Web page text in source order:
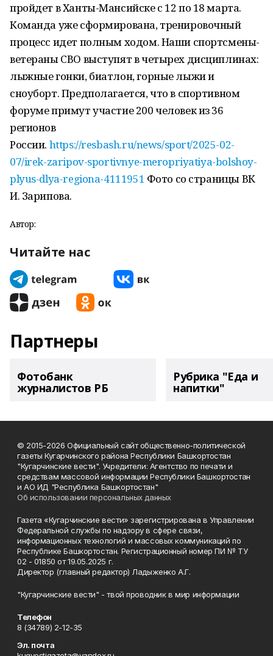
пройдет в Ханты-Мансийске с 12 по 18 марта.
Команда уже сформирована, тренировочный
процесс идет полным ходом. Наши спортсмены-
ветераны СВО выступят в четырех дисциплинах:
лыжные гонки, биатлон, горные лыжи и
сноуборт. Предполагается, что в спортивном
форуме примут участие 200 человек из 36
регионов
России. https://resbash.ru/news/sport/2025-02-
07/irek-zaripov-sportivnye-meropriyatiya-bolshoy-
plyus-dlya-regiona-4111951 Фото со страницы ВК
И. Зарипова.
Автор:
Читайте нас
Партнеры
Фотобанк
журналистов РБ
Рубрика "Еда и
напитки"
© 2015-2026 Официальный сайт общественно-политической
газеты Кугарчинского района Республики Башкортостан
"Кугарчинские вести". Учредители: Агентство по печати и
средствам массовой информации Республики Башкортостан
и АО ИД "Республика Башкортостан"
Об использовании персональных данных
Газета «Кугарчинские вести» зарегистрирована в Управлении
Федеральной службы по надзору в сфере связи,
информационных технологий и массовых коммуникаций по
Республике Башкортостан. Регистрационный номер ПИ № ТУ
02 - 01850 от 19.05.2025 г.
Директор (главный редактор) Ладыженко А.Г.
"Кугарчинские вести" - твой проводник в мир информации
Телефон
8 (34789) 2-12-35
Эл. почта